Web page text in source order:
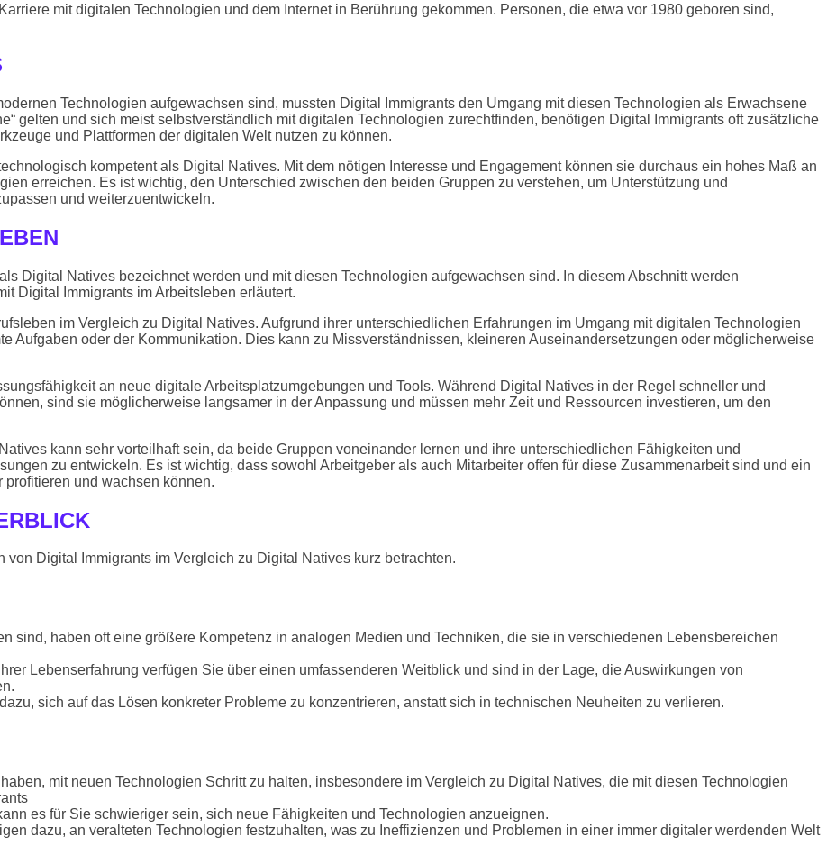
mit digitalen Technologien und dem Internet in Berührung gekommen. Personen, die etwa vor 1980 geboren sind,
Technologien aufgewachsen sind, mussten Digital Immigrants den Umgang mit diesen Technologien als Erwachsene
gelten und sich meist selbstverständlich mit digitalen Technologien zurechtfinden, benötigen Digital Immigrants oft zusätzliche
und Plattformen der digitalen Welt nutzen zu können.
kompetent als Digital Natives. Mit dem nötigen Interesse und Engagement können sie durchaus ein hohes Maß an
erreichen. Es ist wichtig, den Unterschied zwischen den beiden Gruppen zu verstehen, um Unterstützung und
und weiterzuentwickeln.
Digital Natives bezeichnet werden und mit diesen Technologien aufgewachsen sind. In diesem Abschnitt werden
Digital Immigrants im Arbeitsleben erläutert.
im Vergleich zu Digital Natives. Aufgrund ihrer unterschiedlichen Erfahrungen im Umgang mit digitalen Technologien
Aufgaben oder der Kommunikation. Dies kann zu Missverständnissen, kleineren Auseinandersetzungen oder möglicherweise
an neue digitale Arbeitsplatzumgebungen und Tools. Während Digital Natives in der Regel schneller und
sind sie möglicherweise langsamer in der Anpassung und müssen mehr Zeit und Ressourcen investieren, um den
kann sehr vorteilhaft sein, da beide Gruppen voneinander lernen und ihre unterschiedlichen Fähigkeiten und
zu entwickeln. Es ist wichtig, dass sowohl Arbeitgeber als auch Mitarbeiter offen für diese Zusammenarbeit sind und ein
und wachsen können.
Digital Immigrants im Vergleich zu Digital Natives kurz betrachten.
sind, haben oft eine größere Kompetenz in analogen Medien und Techniken, die sie in verschiedenen Lebensbereichen
Lebenserfahrung verfügen Sie über einen umfassenderen Weitblick und sind in der Lage, die Auswirkungen von
sich auf das Lösen konkreter Probleme zu konzentrieren, anstatt sich in technischen Neuheiten zu verlieren.
mit neuen Technologien Schritt zu halten, insbesondere im Vergleich zu Digital Natives, die mit diesen Technologien
es für Sie schwieriger sein, sich neue Fähigkeiten und Technologien anzueignen.
dazu, an veralteten Technologien festzuhalten, was zu Ineffizienzen und Problemen in einer immer digitaler werdenden Welt